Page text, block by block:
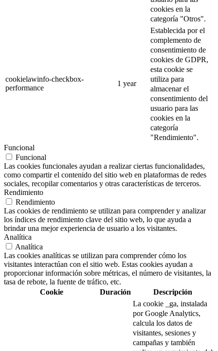
cookies en la
categoría "Otros".
cookielawinfo-checkbox-
performance
1 year
Establecida por el
complemento de
consentimiento de
cookies de GDPR,
esta cookie se
utiliza para
almacenar el
consentimiento del
usuario para las
cookies en la
categoría
"Rendimiento".
Funcional
Funcional
Las cookies funcionales ayudan a realizar ciertas funcionalidades,
como compartir el contenido del sitio web en plataformas de redes
sociales, recopilar comentarios y otras características de terceros.
Rendimiento
Rendimiento
Las cookies de rendimiento se utilizan para comprender y analizar
los índices de rendimiento clave del sitio web, lo que ayuda a
brindar una mejor experiencia de usuario a los visitantes.
Analítica
Analítica
Las cookies analíticas se utilizan para comprender cómo los
visitantes interactúan con el sitio web. Estas cookies ayudan a
proporcionar información sobre métricas, el número de visitantes, la
tasa de rebote, la fuente de tráfico, etc.
Cookie
Duración Descripción
La cookie _ga, instalada
por Google Analytics,
calcula los datos de
visitantes, sesiones y
campañas y también